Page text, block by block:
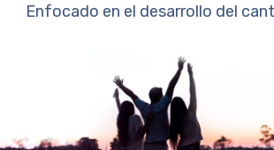
Enfocado en el desarrollo del